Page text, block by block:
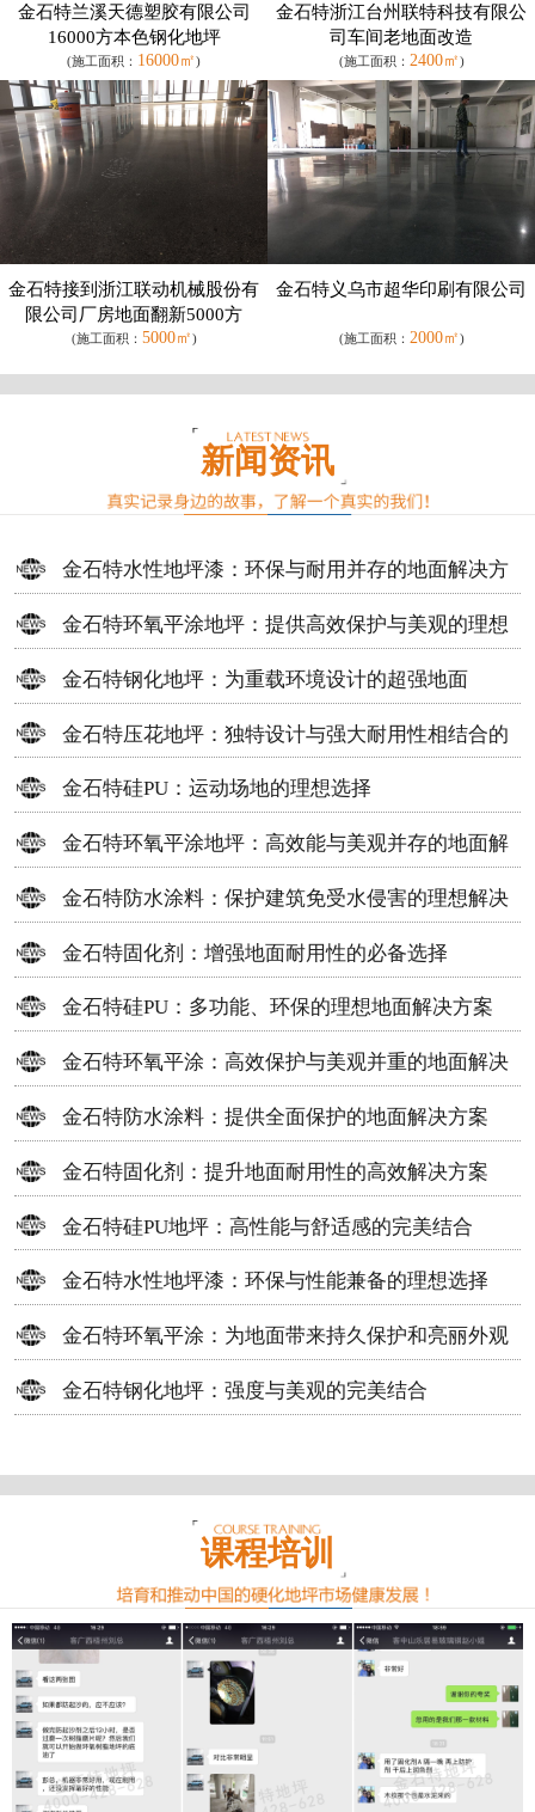
金石特兰溪天德塑胶有限公司
16000方本色钢化地坪
(施工面积： 16000㎡)
金石特浙江台州联特科技有限公
司车间老地面改造
(施工面积： 2400㎡)
金石特接到浙江联动机械股份有
限公司厂房地面翻新5000方
(施工面积： 5000㎡)
金石特义乌市超华印刷有限公司
(施工面积： 2000㎡)
新闻资讯
金石特水性地坪漆：环保与耐用并存的地面解决方
案
金石特环氧平涂地坪：提供高效保护与美观的理想
选择
金石特钢化地坪：为重载环境设计的超强地面
金石特压花地坪：独特设计与强大耐用性相结合的
地面材料
金石特硅PU：运动场地的理想选择
金石特环氧平涂地坪：高效能与美观并存的地面解
决方案
金石特防水涂料：保护建筑免受水侵害的理想解决
方案
金石特固化剂：增强地面耐用性的必备选择
金石特硅PU：多功能、环保的理想地面解决方案
金石特环氧平涂：高效保护与美观并重的地面解决
方案
金石特防水涂料：提供全面保护的地面解决方案
金石特固化剂：提升地面耐用性的高效解决方案
金石特硅PU地坪：高性能与舒适感的完美结合
金石特水性地坪漆：环保与性能兼备的理想选择
金石特环氧平涂：为地面带来持久保护和亮丽外观
金石特钢化地坪：强度与美观的完美结合
课程培训